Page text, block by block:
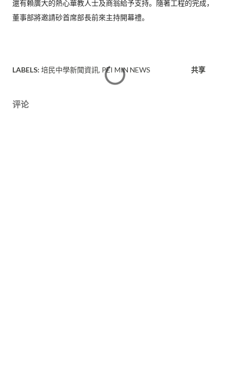
還有賴廣大的熱心華教人士及商翁給予支持。隨著工程的完成，
LABELS: 培民中學新聞資訊 PEI MIN NEWS 共享
评论